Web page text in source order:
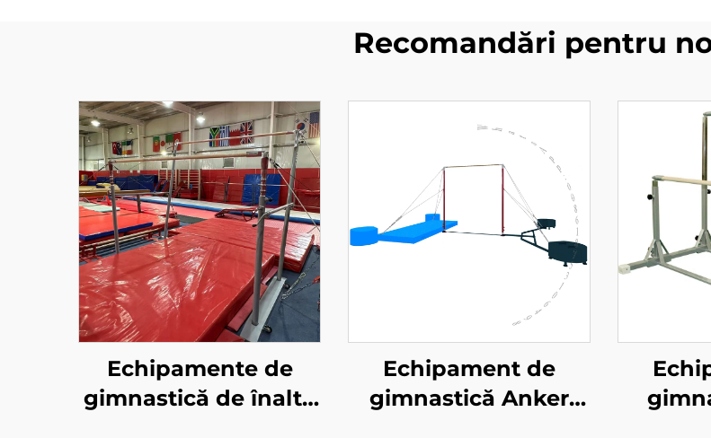
Recomandări pentru
Echipamente de
gimnastică de înaltă
Echipament de
gimnastică Anker